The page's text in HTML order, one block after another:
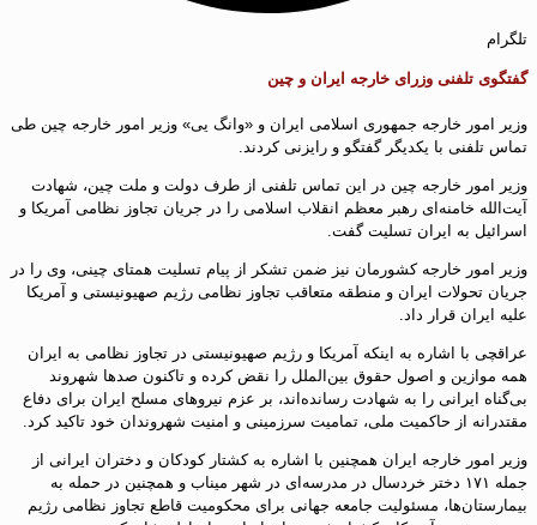
تلگرام
گفتگوی تلفنی وزرای خارجه ایران و چین
وزیر امور خارجه جمهوری اسلامی ایران و «وانگ یی» وزیر امور خارجه چین طی
تماس تلفنی با یکدیگر گفتگو و رایزنی کردند.
وزیر امور خارجه چین در این تماس تلفنی از طرف دولت و ملت چین، شهادت
آیت‌الله خامنه‌ای رهبر معظم انقلاب اسلامی را در جریان تجاوز نظامی آمریکا و
اسرائیل به ایران تسلیت گفت.
وزیر امور خارجه کشورمان نیز ضمن تشکر از پیام تسلیت همتای چینی، وی را در
جریان تحولات ایران و منطقه متعاقب تجاوز نظامی رژیم صهیونیستی و آمریکا
علیه ایران قرار داد.
عراقچی با اشاره به اینکه آمریکا و رژیم صهیونیستی در تجاوز نظامی به ایران
همه موازین و اصول حقوق بین‌الملل را نقض کرده و تاکنون صدها شهروند
بی‌گناه ایرانی را به شهادت رسانده‌اند، بر عزم نیروهای مسلح ایران برای دفاع
مقتدرانه از حاکمیت ملی، تمامیت سرزمینی و امنیت شهروندان خود تاکید کرد.
وزیر امور خارجه ایران همچنین با اشاره به کشتار کودکان و دختران ایرانی از
جمله ۱۷۱ دختر خردسال در مدرسه‌ای در شهر میناب و همچنین در حمله به
بیمارستان‌ها، مسئولیت جامعه جهانی برای محکومیت قاطع تجاوز نظامی رژیم